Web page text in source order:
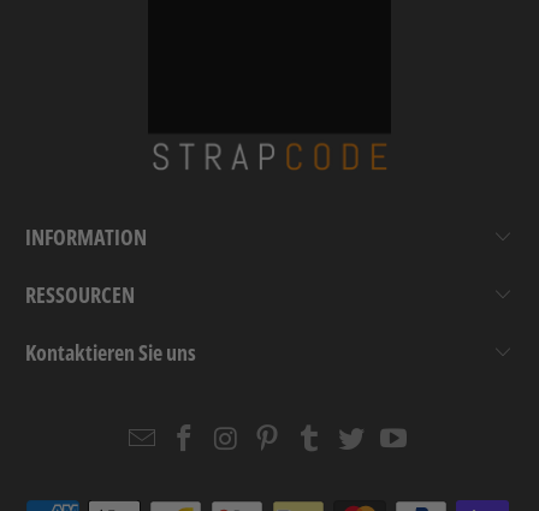
INFORMATION
RESSOURCEN
Kontaktieren Sie uns
EmailStrapcode
Strapcode
Strapcode
Strapcode
Strapcode